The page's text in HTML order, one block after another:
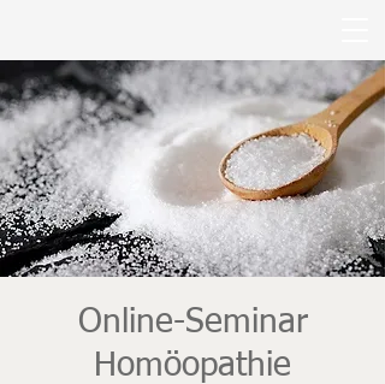
Online-Seminar
Homöopathie